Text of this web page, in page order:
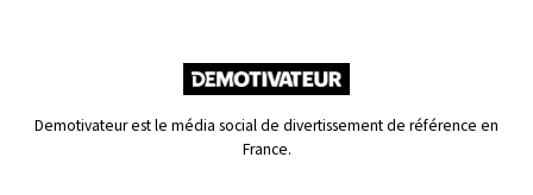
Demotivateur est le média social de divertissement de référence en
France.